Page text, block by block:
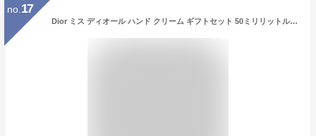
no. 17
Dior ミス ディオール ハンド クリーム ギフトセット 50ミリリットル (x 1)